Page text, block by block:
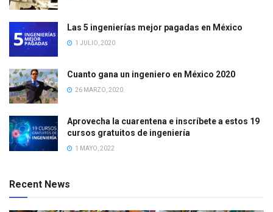
Las 5 ingenierías mejor pagadas en México
1 JULIO, 2020
Cuanto gana un ingeniero en México 2020
26 MARZO, 2020
Aprovecha la cuarentena e inscríbete a estos 19
cursos gratuitos de ingeniería
1 MAYO, 2022
Recent News